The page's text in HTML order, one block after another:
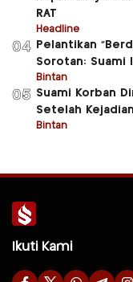
RAT
Headline
04
Pelantikan
Sorotan: Suami
Bintan
05 Suami Korban
Setelah
Bintan
Ikuti Kami